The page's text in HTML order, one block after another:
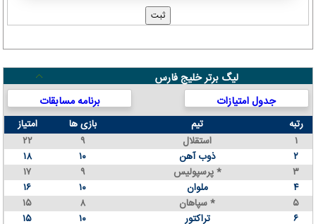
لیگ برتر خلیج فارس
جدول امتیازات
برنامه مسابقات
رتبه تیم بازی ها
امتیاز
۱
استقلال ۹
۲۲
۲
ذوب آهن ۱۰
۱۸
۳
پرسپولیس * ۹
۱۷
۴
ملوان ۱۰
۱۶
۵
سپاهان * ۸
۱۵
۶
تراکتور ۱۰
۱۵